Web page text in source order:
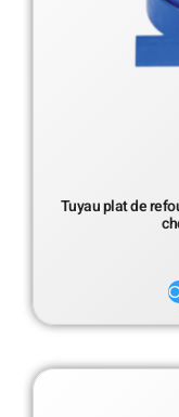
Tuyau plat de